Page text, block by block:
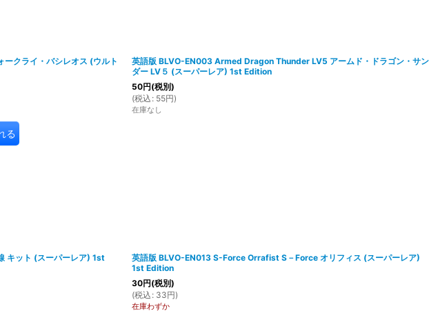
クライ・バシレオス (ウルト
る
英語版 BLVO-EN003 Armed Dragon Thunder LV5 アームド・ドラゴン・サン
ダー LV５ (スーパーレア) 1st Edition
50円(税別)
(税込 : 55円)
在庫なし
キット (スーパーレア) 1st
英語版 BLVO-EN013 S-Force Orrafist S－Force オリフィス (スーパーレア)
1st Edition
30円(税別)
(税込 : 33円)
在庫わずか